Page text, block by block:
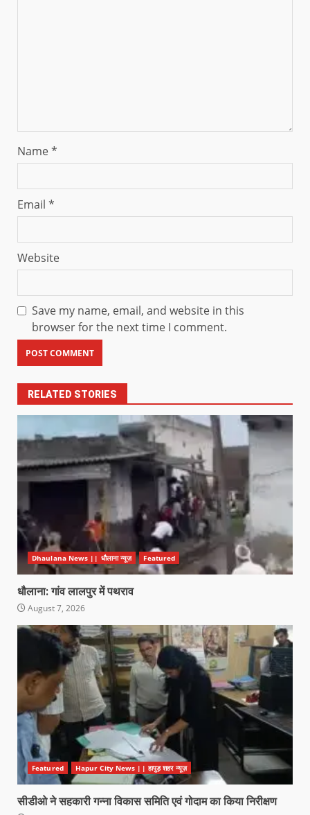
Name*
Email *
Website
Save my name, email, and website in this
browser for the next time I comment.
RELATED STORIES
Dhaulana News || धौलाना न्यूज़ Featured
धौलाना: गांव लालपुर में पथराव
August 7, 2026
Featured Hapur City News || हापुड़ शहर न्यूज़
सीडीओ ने सहकारी गन्ना विकास समिति एवं गोदाम का किया निरीक्षण